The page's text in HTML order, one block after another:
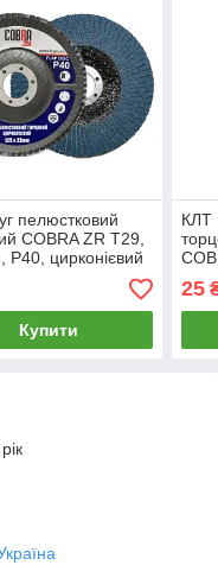
пелюстковий
COBRA ZR Т29,
P40, цирконієвий
Купити
КЛТ
25